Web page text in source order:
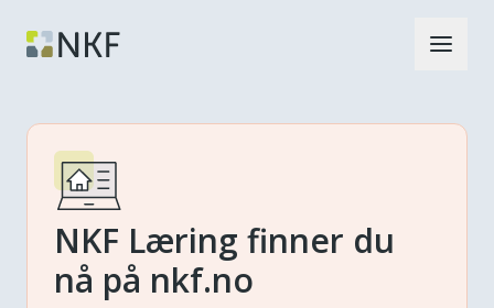
NKF Læring finner du
nå på nkf.no